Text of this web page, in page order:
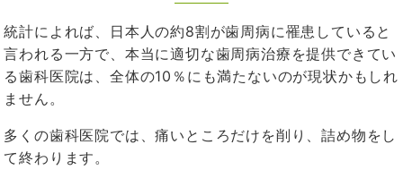
統計によれば、日本人の約8割が歯周病に罹患していると
言われる一方で、本当に適切な歯周病治療を提供できてい
る歯科医院は、全体の10 ％にも満たないのが現状かもしれ
ません。
多くの歯科医院では、痛いところだけを削り、詰め物をし
て終わります。